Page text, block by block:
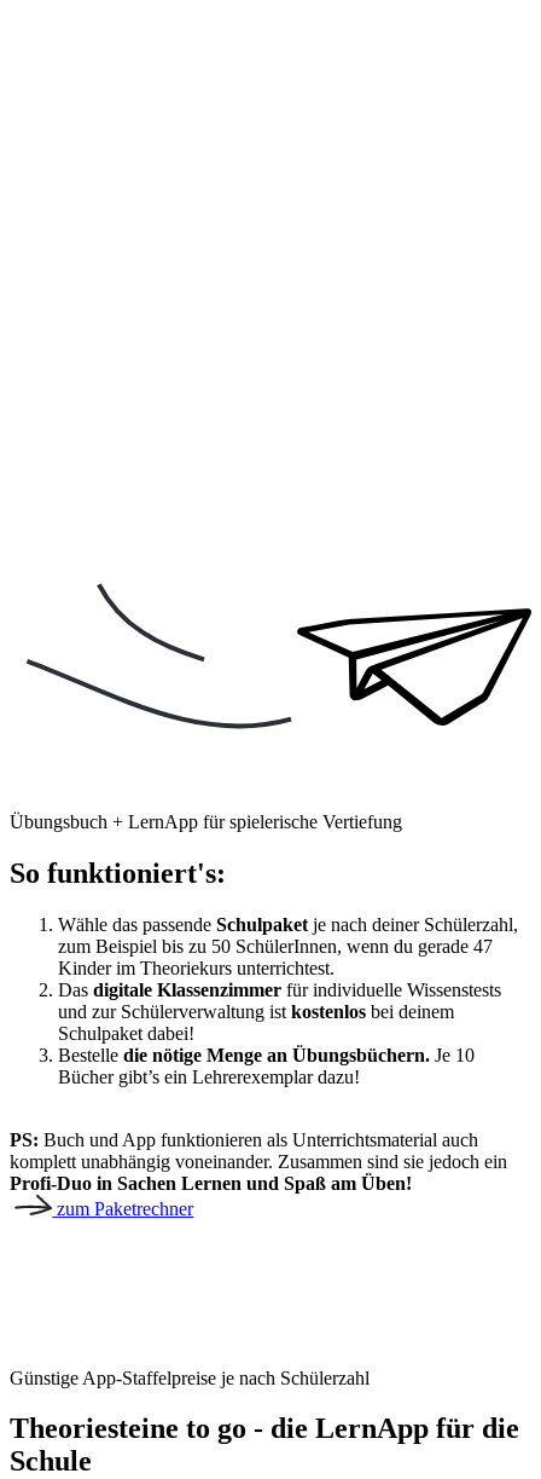
Übungsbuch + LernApp für spielerische Vertiefung
So funktioniert's:
Wähle das passende Schulpaket je nach deiner Schülerzahl,
zum Beispiel bis zu 50 SchülerInnen, wenn du gerade 47
Kinder im Theoriekurs unterrichtest.
Das digitale Klassenzimmer für individuelle Wissenstests
und zur Schülerverwaltung ist kostenlos bei deinem
Schulpaket dabei!
Bestelle die nötige Menge an Übungsbüchern. Je 10
Bücher gibt’s ein Lehrerexemplar dazu!
PS: Buch und App funktionieren als Unterrichtsmaterial auch
komplett unabhängig voneinander. Zusammen sind sie jedoch ein
Profi-Duo in Sachen Lernen und Spaß am Üben!
zum Paketrechner
Günstige App-Staffelpreise je nach Schülerzahl
Theoriesteine to go - die LernApp für die
Schule